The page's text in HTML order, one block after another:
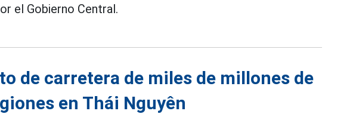
el Gobierno Central.
de carretera de miles de millones de
en Thái Nguyên